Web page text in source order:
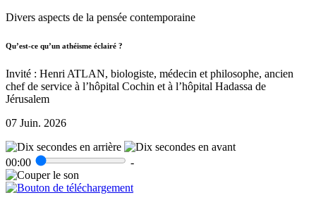
Divers aspects de la pensée contemporaine
Qu’est-ce qu’un athéisme éclairé ?
Invité : Henri ATLAN, biologiste, médecin et philosophe, ancien
chef de service à l’hôpital Cochin et à l’hôpital Hadassa de
Jérusalem
07 Juin. 2026
00:00 -